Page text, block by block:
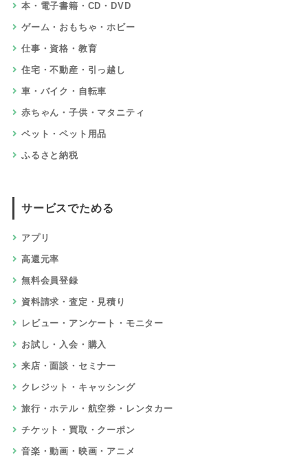
本・電子書籍・CD・DVD
ゲーム・おもちゃ・ホビー
仕事・資格・教育
住宅・不動産・引っ越し
車・バイク・自転車
赤ちゃん・子供・マタニティ
ペット・ペット用品
ふるさと納税
サービスでためる
アプリ
高還元率
無料会員登録
資料請求・査定・見積り
レビュー・アンケート・モニター
お試し・入会・購入
来店・面談・セミナー
クレジット・キャッシング
旅行・ホテル・航空券・レンタカー
チケット・買取・クーポン
音楽・動画・映画・アニメ